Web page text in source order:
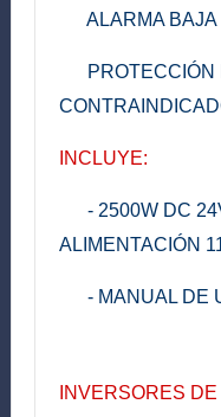
ALARMA BAJA
PROTECCIÓN
INCLUYE:
- 2500W DC
ALIMENTACIÓN
- MANUAL DE
INVERSORES